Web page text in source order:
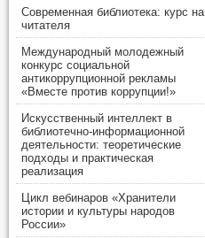
Современная библиотека: курс на
читателя
Международный молодежный
конкурс социальной
антикоррупционной рекламы
«Вместе против коррупции!»
Искусственный интеллект в
библиотечно-информационной
деятельности: теоретические
подходы и практическая
реализация
Цикл вебинаров «Хранители
истории и культуры народов
России»